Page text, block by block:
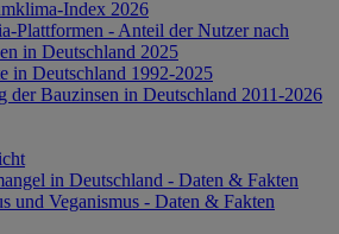
Index 2026
Plattformen - Anteil der Nutzer nach
in Deutschland 2025
in Deutschland 1992-2025
der Bauzinsen in Deutschland 2011-2026
in Deutschland - Daten & Fakten
und Veganismus - Daten & Fakten